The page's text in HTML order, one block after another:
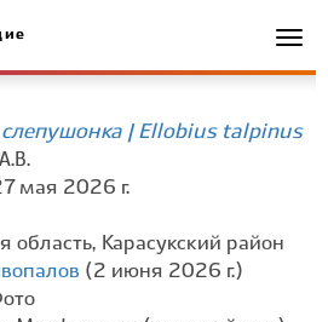
| Ellobius talpinus
мая 2026 г.
область, Карасукский район
(2 июня 2026 г.)